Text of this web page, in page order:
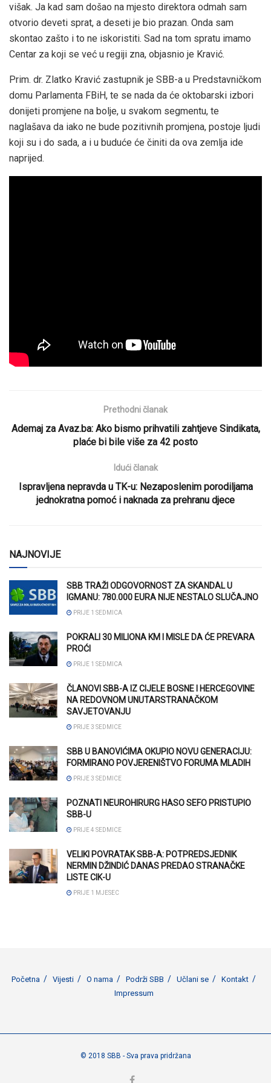
višak. Ja kad sam došao na mjesto direktora odmah sam
otvorio deveti sprat, a deseti je bio prazan. Onda sam
skontao zašto i to ne iskoristiti. Sad na tom spratu imamo
Centar za koji se već u regiji zna, objasnio je Kravić.
Prim. dr. Zlatko Kravić zastupnik je SBB-a u Predstavničkom
domu Parlamenta FBiH, te se nada da će oktobarski izbori
donijeti promjene na bolje, u svakom segmentu, te
naglašava da iako ne bude pozitivnih promjena, postoje ljudi
koji su i do sada, a i u buduće će činiti da ova zemlja ide
naprijed.
Prethodni članak
Ademaj za Avaz.ba: Ako bismo prihvatili zahtjeve Sindikata,
plaće bi bile više za 42 posto
Idući članak
Ispravljena nepravda u TK-u: Nezaposlenim porodiljama
jednokratna pomoć i naknada za prehranu djece
NAJNOVIJE
SBB TRAŽI ODGOVORNOST ZA SKANDAL U
IGMANU: 780.000 EURA NIJE NESTALO SLUČAJNO
PRIJE 1 SEDMICA
POKRALI 30 MILIONA KM I MISLE DA ĆE PREVARA
PROĆI
PRIJE 1 SEDMICA
ČLANOVI SBB-A IZ CIJELE BOSNE I HERCEGOVINE
NA REDOVNOM UNUTARSTRANAČKOM
SAVJETOVANJU
PRIJE 3 SEDMICE
SBB U BANOVIĆIMA OKUPIO NOVU GENERACIJU:
FORMIRANO POVJERENIŠTVO FORUMA MLADIH
PRIJE 3 SEDMICE
POZNATI NEUROHIRURG HASO SEFO PRISTUPIO
SBB-U
PRIJE 4 SEDMICE
VELIKI POVRATAK SBB-A: POTPREDSJEDNIK
NERMIN DŽINDIĆ DANAS PREDAO STRANAČKE
LISTE CIK-U
PRIJE 1 MJESEC
Početna Vijesti O nama Podrži SBB Učlani se
Kontakt
Impressum
© 2018 SBB - Sva prava pridržana